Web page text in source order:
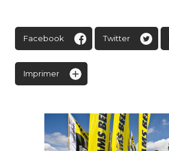
Facebook Twitter
Imprimer